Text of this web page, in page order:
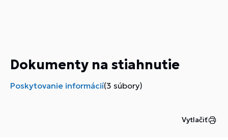
Dokumenty na stiahnutie
Poskytovanie informácií(3 súbory)
Vytlačiť